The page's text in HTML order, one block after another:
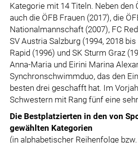
Kategorie mit 14 Titeln. Neben den
auch die ÖFB Frauen (2017), die
Nationalmannschaft (2007), FC
SV Austria Salzburg (1994, 2018
Rapid (1996) und SK Sturm Graz
Anna-Maria und Eirini Marina
Synchronschwimmduo, das den
besten drei geschafft hat. Im
Schwestern mit Rang fünf eine
Die Bestplatzierten in den von
gewählten Kategorien
(in alphabetischer Reihenfolge